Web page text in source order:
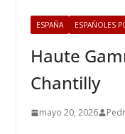
ESPAÑA ESPAÑOLES
Haute
Chantilly
mayo 20, 2026